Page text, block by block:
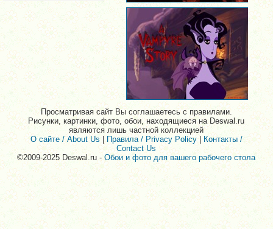
Просматривая сайт Вы соглашаетесь с правилами.
Рисунки, картинки, фото, обои, находящиеся на Deswal.ru
являются лишь частной коллекцией
О сайте / About Us
Правила / Privacy Policy| Контакты /
Contact Us
©2009-2025 Deswal.ru -Обои и фото для вашего рабочего стола